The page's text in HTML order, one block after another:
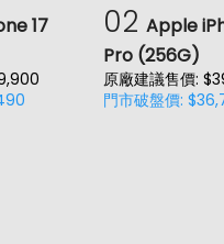
17
02 Apple
Pro (256G)
原廠建議售價:
門市破盤價: